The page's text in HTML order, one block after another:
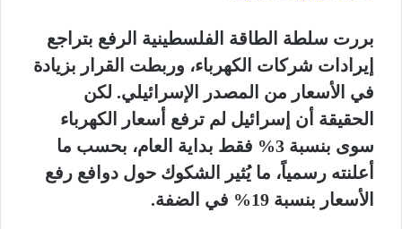
بررت سلطة الطاقة الفلسطينية الرفع بتراجع
إيرادات شركات الكهرباء، وربطت القرار بزيادة
في الأسعار من المصدر الإسرائيلي. لكن
الحقيقة أن إسرائيل لم ترفع أسعار الكهرباء
سوى بنسبة 3% فقط بداية العام، بحسب ما
أعلنته رسمياً، ما يُثير الشكوك حول دوافع رفع
الأسعار بنسبة 19% في الضفة.